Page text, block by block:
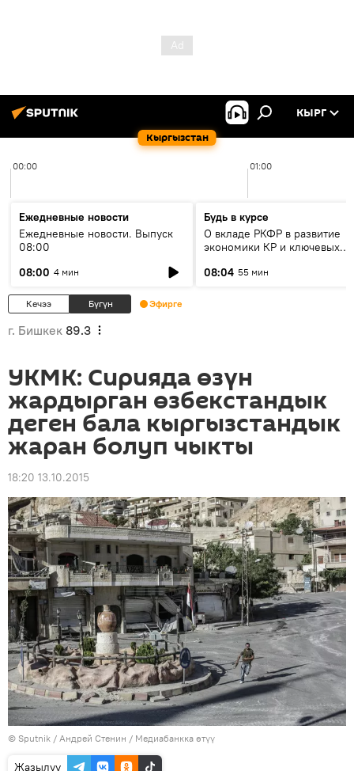
Кыргызстан
КЫРГ
00:00 01:00
Ежедневные новости
Ежедневные новости. Выпуск
08:00
08:00 4 мин
Будь в курсе
О вкладе РКФР в развитие
экономики КР и ключевых
08:04 55 мин
Кечээ Бүгүн Эфирге
г. Бишкек 89.3
УКМК: Сирияда өзүн
жардырган өзбекстандык
деген бала кыргызстандык
жаран болуп чыкты
18:20 13.10.2015
© Sputnik / Андрей Стенин / Медиабанкка өтүү
Жазылуу